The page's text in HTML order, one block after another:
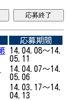
応募終了
応募期間
14.04.08～14.
05.11
14.04.07～14.
05.06
14.03.17～14.
04.13